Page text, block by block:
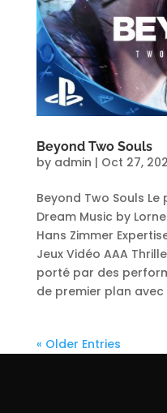
Beyond Two Souls
by admin | Oct 27,
Beyond Two Souls
Dream Music by
Hans Zimmer
Jeux Vidéo AAA
porté par des
de premier plan avec
« Older Entries